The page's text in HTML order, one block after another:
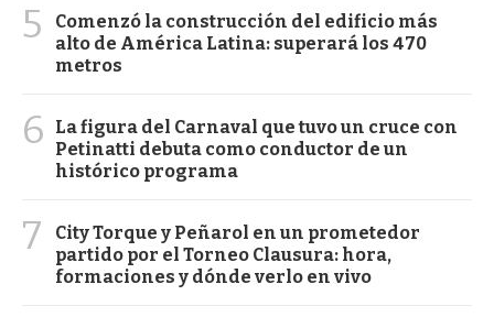
5
Comenzó la construcción del edificio más
alto de América Latina: superará los 470
metros
6
La figura del Carnaval que tuvo un cruce con
Petinatti debuta como conductor de un
histórico programa
7
City Torque y Peñarol en un prometedor
partido por el Torneo Clausura: hora,
formaciones y dónde verlo en vivo